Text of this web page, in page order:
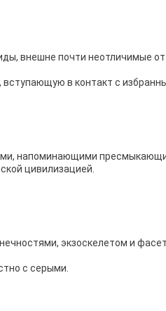
внешне почти неотличимые
вступающую в контакт с
напоминающими
цивилизацией.
экзоскелетом и
с серыми.